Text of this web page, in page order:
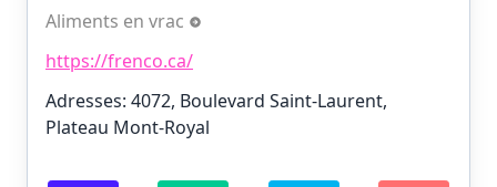
Aliments en vrac
https://frenco.ca/
Adresses: 4072, Boulevard Saint-Laurent,
Plateau Mont-Royal